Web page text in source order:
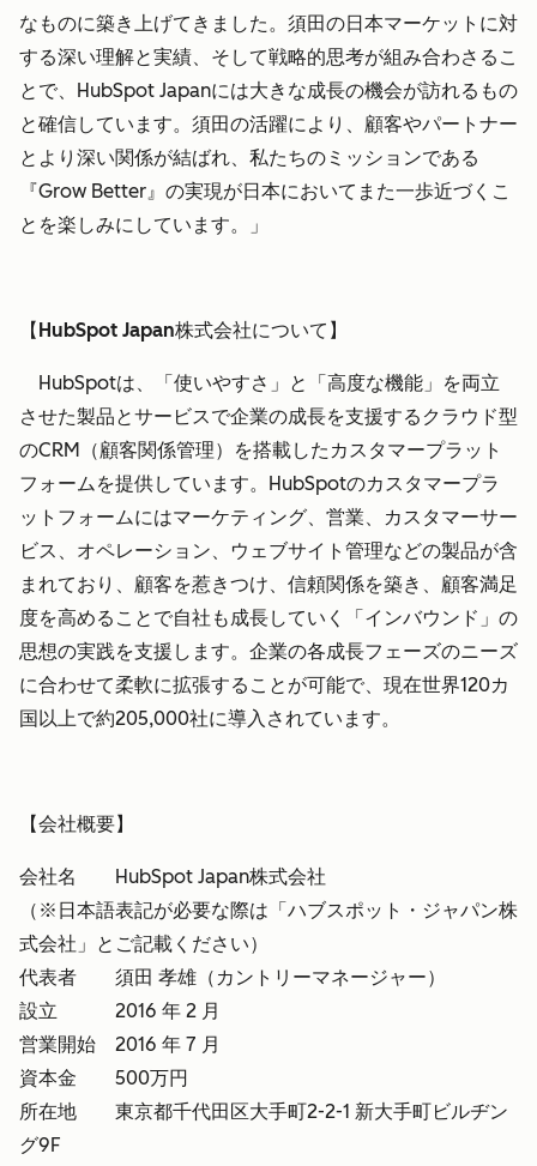
なものに築き上げてきました。須田の日本マーケットに対
する深い理解と実績、そして戦略的思考が組み合わさるこ
とで、HubSpot Japanには大きな成長の機会が訪れるもの
と確信しています。須田の活躍により、顧客やパートナー
とより深い関係が結ばれ、私たちのミッションである
『Grow Better』の実現が日本においてまた一歩近づくこ
とを楽しみにしています。」
【HubSpot Japan株式会社について】
HubSpotは、「使いやすさ」と「高度な機能」を両立
させた製品とサービスで企業の成長を支援するクラウド型
のCRM（顧客関係管理）を搭載したカスタマープラット
フォームを提供しています。HubSpotのカスタマープラ
ットフォームにはマーケティング、営業、カスタマーサー
ビス、オペレーション、ウェブサイト管理などの製品が含
まれており、顧客を惹きつけ、信頼関係を築き、顧客満足
度を高めることで自社も成長していく「インバウンド」の
思想の実践を支援します。企業の各成長フェーズのニーズ
に合わせて柔軟に拡張することが可能で、現在世界120カ
国以上で約205,000社に導入されています。
【会社概要】
会社名 HubSpot Japan株式会社
（※日本語表記が必要な際は「ハブスポット・ジャパン株
式会社」とご記載ください）
代表者 須田 孝雄（カントリーマネージャー）
設立 2016 年 2 月
営業開始 2016 年 7 月
資本金 500万円
所在地 東京都千代田区大手町2-2-1 新大手町ビルヂン
グ9F